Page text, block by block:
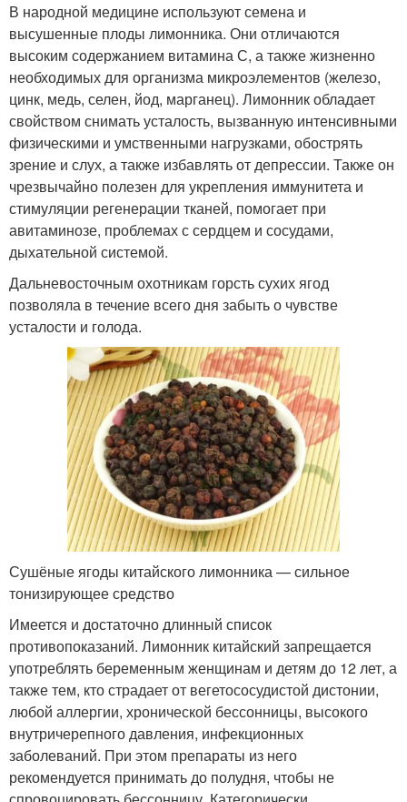
В народной медицине используют семена и
высушенные плоды лимонника. Они отличаются
высоким содержанием витамина С, а также жизненно
необходимых для организма микроэлементов (железо,
цинк, медь, селен, йод, марганец). Лимонник обладает
свойством снимать усталость, вызванную интенсивными
физическими и умственными нагрузками, обострять
зрение и слух, а также избавлять от депрессии. Также он
чрезвычайно полезен для укрепления иммунитета и
стимуляции регенерации тканей, помогает при
авитаминозе, проблемах с сердцем и сосудами,
дыхательной системой.
Дальневосточным охотникам горсть сухих ягод
позволяла в течение всего дня забыть о чувстве
усталости и голода.
Сушёные ягоды китайского лимонника — сильное
тонизирующее средство
Имеется и достаточно длинный список
противопоказаний. Лимонник китайский запрещается
употреблять беременным женщинам и детям до 12 лет, а
также тем, кто страдает от вегетососудистой дистонии,
любой аллергии, хронической бессонницы, высокого
внутричерепного давления, инфекционных
заболеваний. При этом препараты из него
рекомендуется принимать до полудня, чтобы не